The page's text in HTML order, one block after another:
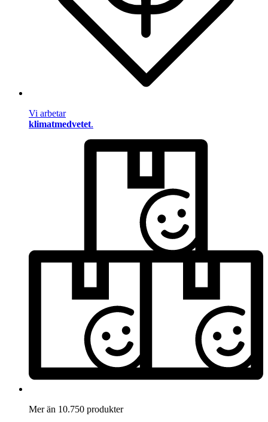
Vi arbetar
klimatmedvetet.
Mer än 10.750 produkter